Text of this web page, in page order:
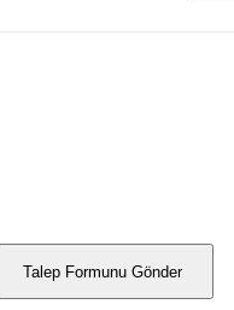
Talep Formunu Gönder